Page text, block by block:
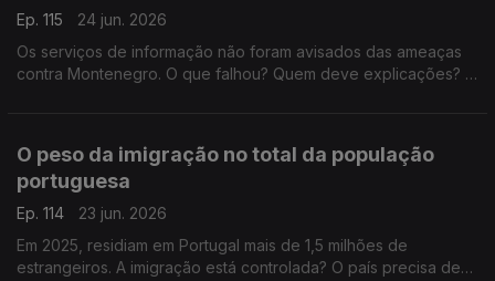
Ep. 115
24 jun. 2026
Os serviços de informação não foram avisados das ameaças
contra Montenegro. O que falhou? Quem deve explicações? A
O peso da imigração no total da população
portuguesa
Ep. 114
23 jun. 2026
Em 2025, residiam em Portugal mais de 1,5 milhões de
estrangeiros. A imigração está controlada? O país precisa de